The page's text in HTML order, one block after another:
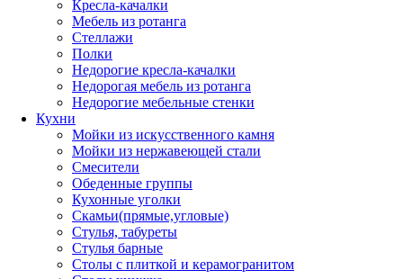
Кресла-качалки
Мебель из ротанга
Стеллажи
Полки
Недорогие кресла-качалки
Недорогая мебель из ротанга
Недорогие мебельные стенки
Кухни
Мойки из искусственного камня
Мойки из нержавеющей стали
Смесители
Обеденные группы
Кухонные уголки
Скамьи(прямые,угловые)
Стулья, табуреты
Стулья барные
Столы с плиткой и керамогранитом